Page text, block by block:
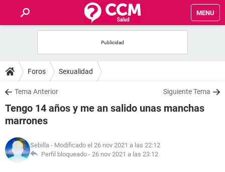
MENU
FOROS
SALUD
FAMILIA
NUTRICIÓN
Foros Sexualidad
Tema Anterior Siguiente Tema
Tengo 14 años y me an salido unas manchas
marrones
Sebilla - Modificado el 26 nov 2021 a las 22:12
Perfil bloqueado - 26 nov 2021 a las 23:12